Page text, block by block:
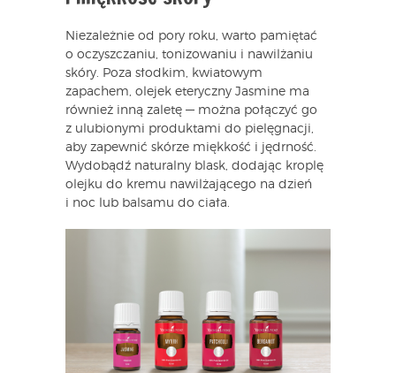
Niezależnie od pory roku, warto pamiętać
o oczyszczaniu, tonizowaniu i nawilżaniu
skóry. Poza słodkim, kwiatowym
zapachem, olejek eteryczny Jasmine ma
również inną zaletę — można połączyć go
z ulubionymi produktami do pielęgnacji,
aby zapewnić skórze miękkość i jędrność.
Wydobądź naturalny blask, dodając kroplę
olejku do kremu nawilżającego na dzień
i noc lub balsamu do ciała.